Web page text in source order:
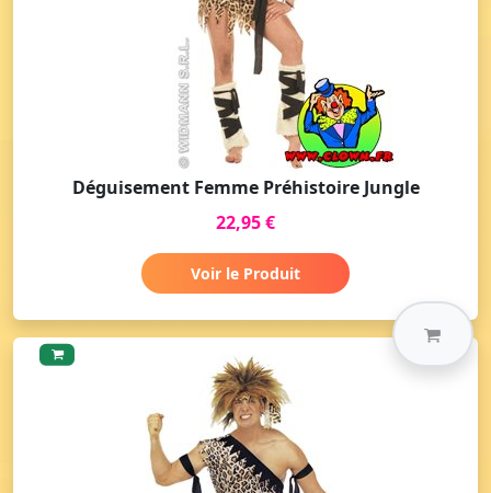
Déguisement Femme Préhistoire Jungle
22,95 €
Voir le Produit